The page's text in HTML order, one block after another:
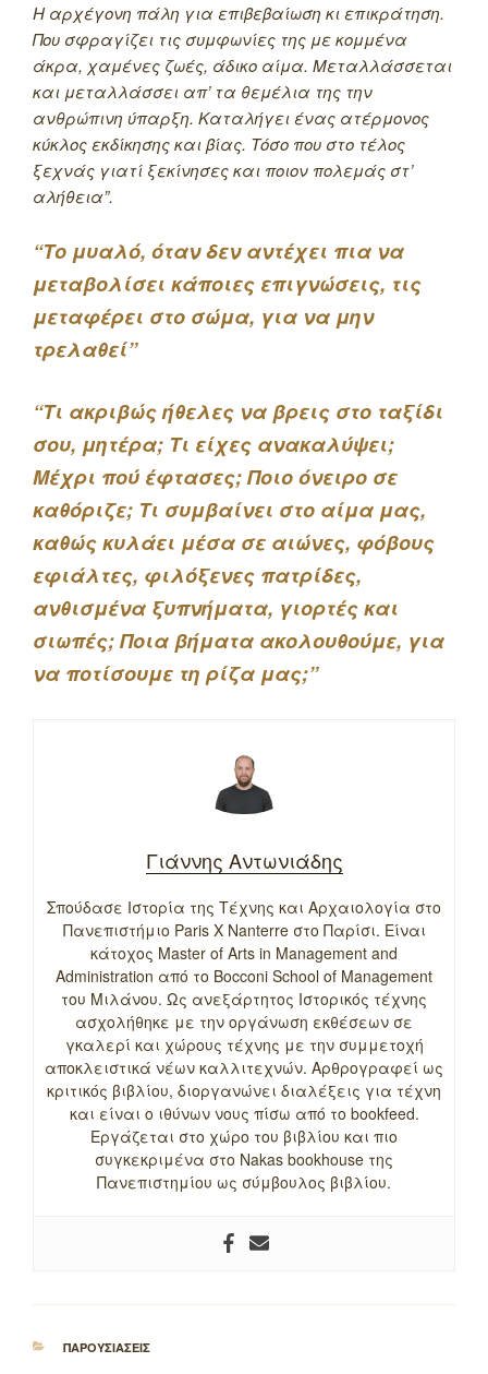
Η αρχέγονη πάλη για επιβεβαίωση κι επικράτηση.
Που σφραγίζει τις συμφωνίες της με κομμένα
άκρα, χαμένες ζωές, άδικο αίμα. Μεταλλάσσεται
και μεταλλάσσει απ’ τα θεμέλια της την
ανθρώπινη ύπαρξη. Καταλήγει ένας ατέρμονος
κύκλος εκδίκησης και βίας. Τόσο που στο τέλος
ξεχνάς γιατί ξεκίνησες και ποιον πολεμάς στ’
αλήθεια”.
“Το μυαλό, όταν δεν αντέχει πια να
μεταβολίσει κάποιες επιγνώσεις, τις
μεταφέρει στο σώμα, για να μην
τρελαθεί”
“Τι ακριβώς ήθελες να βρεις στο ταξίδι
σου, μητέρα; Τι είχες ανακαλύψει;
Μέχρι πού έφτασες; Ποιο όνειρο σε
καθόριζε; Τι συμβαίνει στο αίμα μας,
καθώς κυλάει μέσα σε αιώνες, φόβους
εφιάλτες, φιλόξενες πατρίδες,
ανθισμένα ξυπνήματα, γιορτές και
σιωπές; Ποια βήματα ακολουθούμε, για
να ποτίσουμε τη ρίζα μας;”
Γιάννης Αντωνιάδης
Σπούδασε Ιστορία της Τέχνης και Αρχαιολογία στο
Πανεπιστήμιο Paris X Nanterre στο Παρίσι. Είναι
κάτοχος Master of Arts in Management and
Administration από το Bocconi School of Management
του Μιλάνου. Ως ανεξάρτητος Ιστορικός τέχνης
ασχολήθηκε με την οργάνωση εκθέσεων σε
γκαλερί και χώρους τέχνης με την συμμετοχή
αποκλειστικά νέων καλλιτεχνών. Αρθρογραφεί ως
κριτικός βιβλίου, διοργανώνει διαλέξεις για τέχνη
και είναι ο ιθύνων νους πίσω από το bookfeed.
Εργάζεται στο χώρο του βιβλίου και πιο
συγκεκριμένα στο Nakas bookhouse της
Πανεπιστημίου ως σύμβουλος βιβλίου.
ΚΑΤΗΓΟΡΙΕΣ
ΠΑΡΟΥΣΙΑΣΕΙΣ